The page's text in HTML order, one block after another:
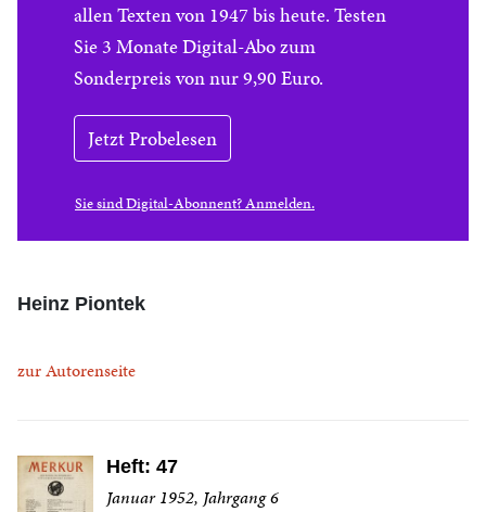
allen Texten von 1947 bis heute. Testen
Sie 3 Monate Digital-Abo zum
Sonderpreis von nur 9,90 Euro.
Jetzt Probelesen
Sie sind Digital-Abonnent? Anmelden.
Heinz Piontek
zur Autorenseite
Heft: 47
Januar 1952, Jahrgang 6